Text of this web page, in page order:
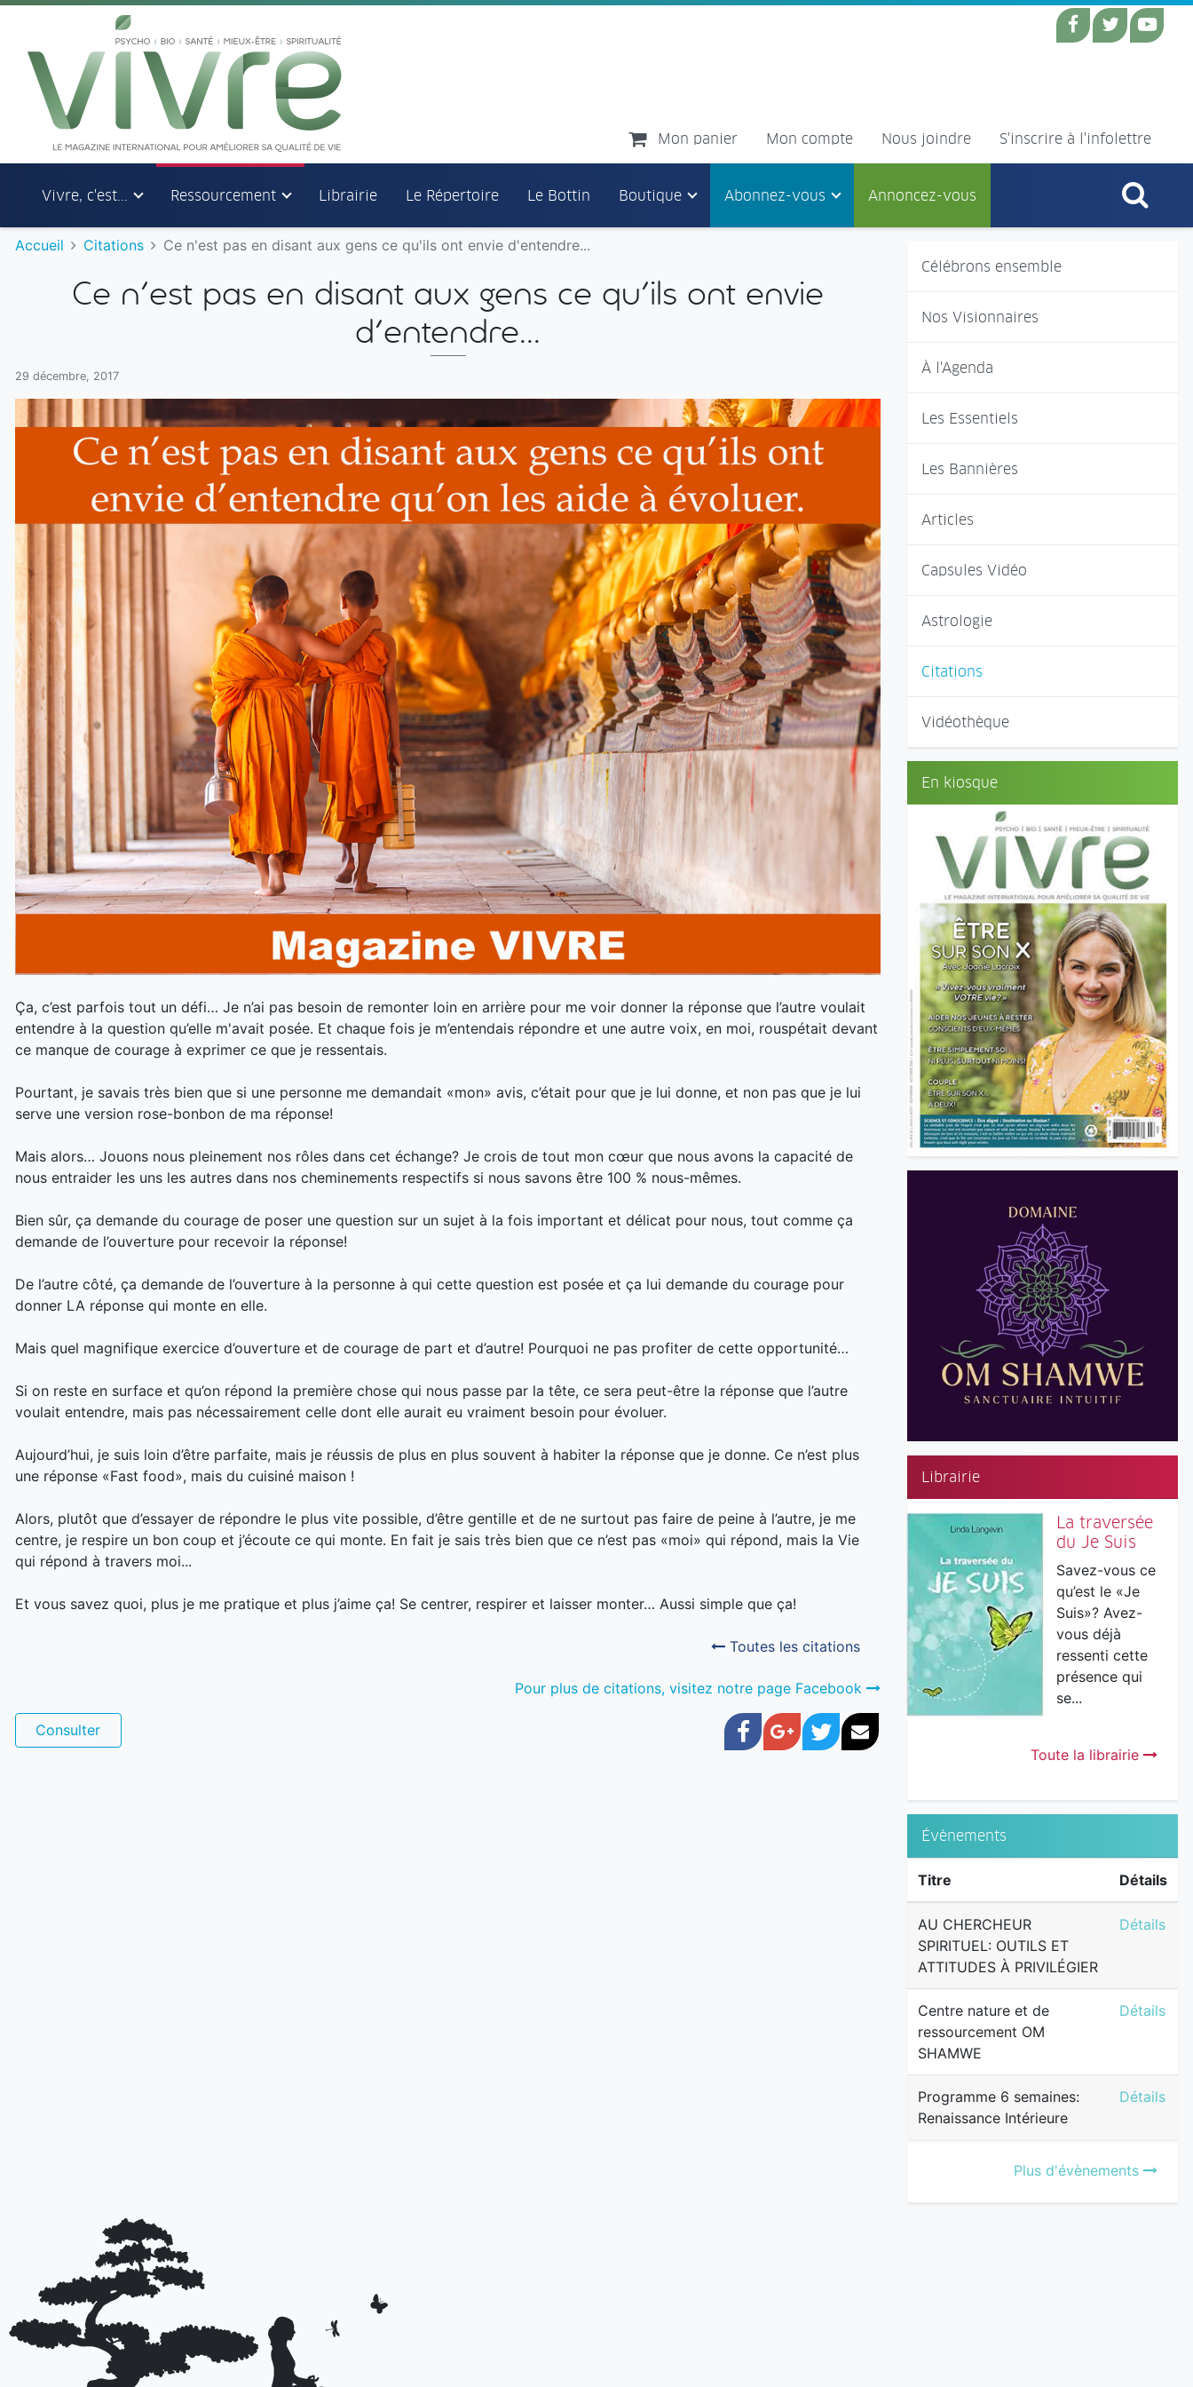
Aller au menu principal
Aller au contenu principal
Mon panier Mon compte Nous joindre S'inscrire à l'infolettre
Vivre, c'est... Ressourcement Librairie Le Répertoire Le Bottin Boutique Abonnez-vous Annoncez-vous
Célébrons ensemble
Nos Visionnaires
À l'Agenda
Les Essentiels
Les Bannières
Articles
Capsules Vidéo
Astrologie
Citations
Vidéothèque
En kiosque
Librairie
La traversée
du Je Suis
Savez-vous ce
qu’est le «Je
Suis»? Avez-
vous déjà
ressenti cette
présence qui
se...
Toute la librairie
Évènements
Titre Détails
AU CHERCHEUR
SPIRITUEL: OUTILS ET
ATTITUDES À PRIVILÉGIER
AU
Détails
Centre nature et de
ressourcement OM
SHAMWE
Centre
Détails
Programme 6 semaines:
Renaissance Intérieure
Détails
Plus d'évènements
Accueil Citations Ce n'est pas en disant aux gens ce qu'ils ont envie d'entendre...
Ce n'est pas en disant aux gens ce qu'ils ont envie
d'entendre...
29 décembre, 2017
Ça, c’est parfois tout un défi… Je n’ai pas besoin de remonter loin en arrière pour me voir donner la réponse que l’autre voulait
entendre à la question qu’elle m'avait posée. Et chaque fois je m’entendais répondre et une autre voix, en moi, rouspétait devant
ce manque de courage à exprimer ce que je ressentais.
Pourtant, je savais très bien que si une personne me demandait «mon» avis, c’était pour que je lui donne, et non pas que je lui
serve une version rose-bonbon de ma réponse!
Mais alors… Jouons nous pleinement nos rôles dans cet échange? Je crois de tout mon cœur que nous avons la capacité de
nous entraider les uns les autres dans nos cheminements respectifs si nous savons être 100 % nous-mêmes.
Bien sûr, ça demande du courage de poser une question sur un sujet à la fois important et délicat pour nous, tout comme ça
demande de l’ouverture pour recevoir la réponse!
De l’autre côté, ça demande de l’ouverture à la personne à qui cette question est posée et ça lui demande du courage pour
donner LA réponse qui monte en elle.
Mais quel magnifique exercice d’ouverture et de courage de part et d’autre! Pourquoi ne pas profiter de cette opportunité…
Si on reste en surface et qu’on répond la première chose qui nous passe par la tête, ce sera peut-être la réponse que l’autre
voulait entendre, mais pas nécessairement celle dont elle aurait eu vraiment besoin pour évoluer.
Aujourd’hui, je suis loin d’être parfaite, mais je réussis de plus en plus souvent à habiter la réponse que je donne. Ce n’est plus
une réponse «Fast food», mais du cuisiné maison !
Alors, plutôt que d’essayer de répondre le plus vite possible, d’être gentille et de ne surtout pas faire de peine à l’autre, je me
centre, je respire un bon coup et j’écoute ce qui monte. En fait je sais très bien que ce n’est pas «moi» qui répond, mais la Vie
qui répond à travers moi...
Et vous savez quoi, plus je me pratique et plus j’aime ça! Se centrer, respirer et laisser monter… Aussi simple que ça!
Toutes les citations
Pour plus de citations, visitez notre page Facebook
Consulter Facebook
Google+
TwitterCourriel